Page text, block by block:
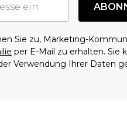
Sie zu, Marketing-
per E-Mail zu erhalten. Sie
Verwendung Ihrer Daten